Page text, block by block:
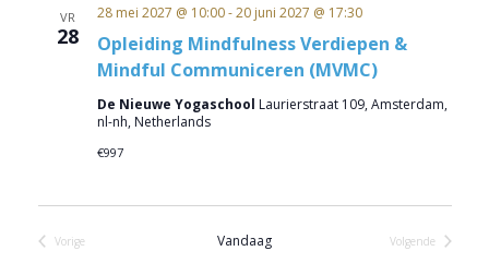
VR
28
Opleiding Mindfulness Verdiepen &
Mindful Communiceren (MVMC)
28 mei 2027 @ 10:00-20 juni 2027 @ 17:30
De Nieuwe Yogaschool Laurierstraat 109, Amsterdam,
nl-nh, Netherlands
€997
Vorige
Evenementen
Vandaag
Volgende